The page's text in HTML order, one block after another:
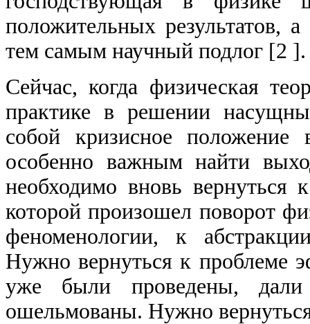
положительных результатов,
тем самым научный подлог [2 ].
Сейчас, когда физическая
практике в решении
собой кризисное положение
особенно важным найти
необходимо вновь вернуться
которой произошел поворот
феноменологии, к
Нужно вернуться к проблеме
уже были проведены, дали
ошельмованы. Нужно